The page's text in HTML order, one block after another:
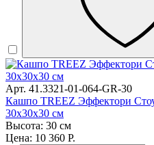
Арт. 41.3321-01-064-GR-30
Кашпо TREEZ Эффектори
30х30х30 см
Высота: 30 см
Цена: 10 360 Р.